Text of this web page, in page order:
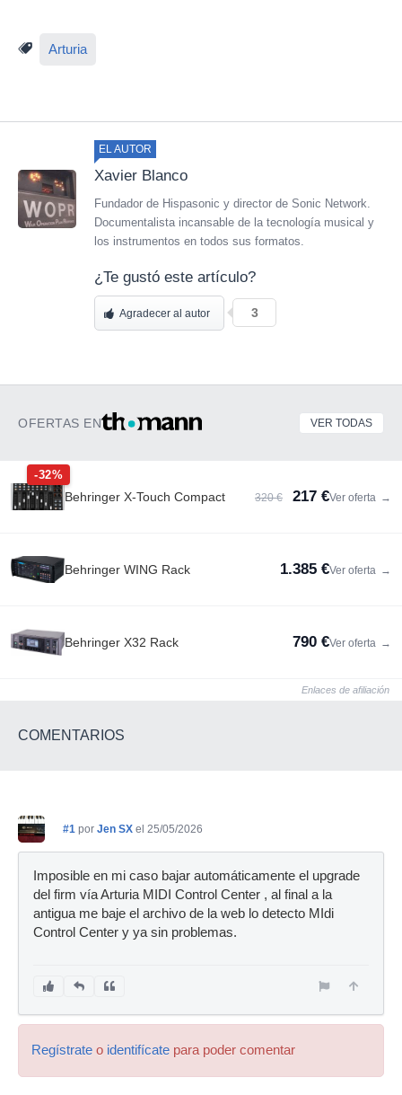
Arturia
EL AUTOR
Xavier Blanco
Fundador de Hispasonic y director de Sonic Network.
Documentalista incansable de la tecnología musical y
los instrumentos en todos sus formatos.
¿Te gustó este artículo?
Agradecer al autor 3
OFERTAS EN VER TODAS
-32%
Behringer X-Touch Compact 320 € 217 €Ver oferta →
Behringer WING Rack 1.385 €Ver oferta →
Behringer X32 Rack 790 €Ver oferta →
Enlaces de afiliación
COMENTARIOS
#1 por Jen SX el 25/05/2026
Imposible en mi caso bajar automáticamente el upgrade
del firm vía Arturia MIDI Control Center , al final a la
antigua me baje el archivo de la web lo detecto MIdi
Control Center y ya sin problemas.
Regístrate o identifícate para poder comentar